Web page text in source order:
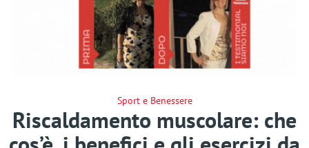
Sport e Benessere
Riscaldamento muscolare: che